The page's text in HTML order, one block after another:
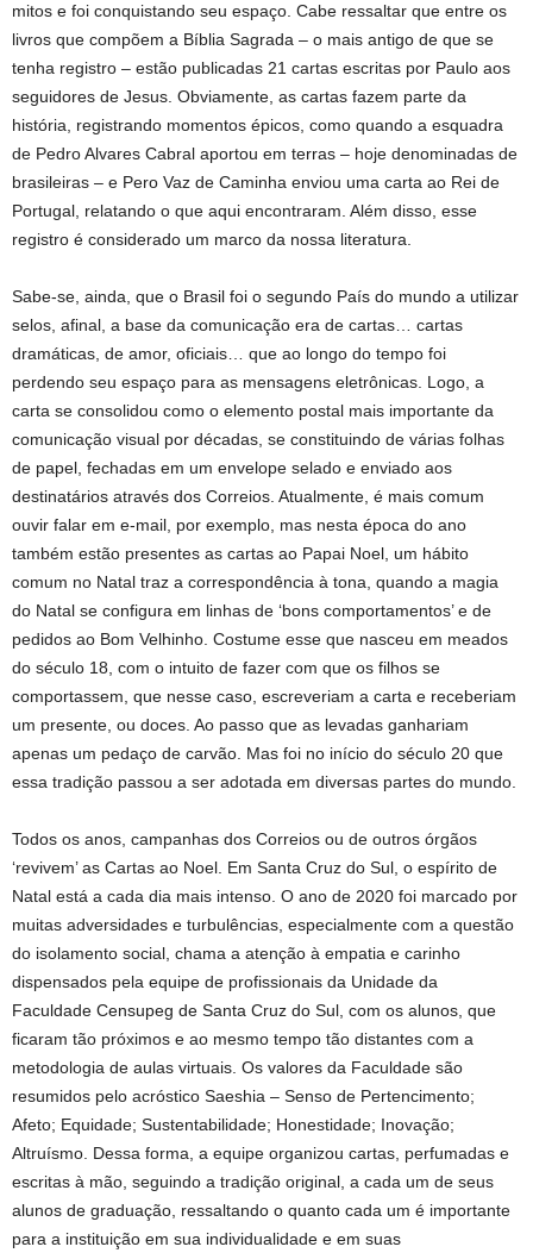
mitos e foi conquistando seu espaço. Cabe ressaltar que entre os
livros que compõem a Bíblia Sagrada – o mais antigo de que se
tenha registro – estão publicadas 21 cartas escritas por Paulo aos
seguidores de Jesus. Obviamente, as cartas fazem parte da
história, registrando momentos épicos, como quando a esquadra
de Pedro Alvares Cabral aportou em terras – hoje denominadas de
brasileiras – e Pero Vaz de Caminha enviou uma carta ao Rei de
Portugal, relatando o que aqui encontraram. Além disso, esse
registro é considerado um marco da nossa literatura.
Sabe-se, ainda, que o Brasil foi o segundo País do mundo a utilizar
selos, afinal, a base da comunicação era de cartas… cartas
dramáticas, de amor, oficiais… que ao longo do tempo foi
perdendo seu espaço para as mensagens eletrônicas. Logo, a
carta se consolidou como o elemento postal mais importante da
comunicação visual por décadas, se constituindo de várias folhas
de papel, fechadas em um envelope selado e enviado aos
destinatários através dos Correios. Atualmente, é mais comum
ouvir falar em e-mail, por exemplo, mas nesta época do ano
também estão presentes as cartas ao Papai Noel, um hábito
comum no Natal traz a correspondência à tona, quando a magia
do Natal se configura em linhas de ‘bons comportamentos’ e de
pedidos ao Bom Velhinho. Costume esse que nasceu em meados
do século 18, com o intuito de fazer com que os filhos se
comportassem, que nesse caso, escreveriam a carta e receberiam
um presente, ou doces. Ao passo que as levadas ganhariam
apenas um pedaço de carvão. Mas foi no início do século 20 que
essa tradição passou a ser adotada em diversas partes do mundo.
Todos os anos, campanhas dos Correios ou de outros órgãos
‘revivem’ as Cartas ao Noel. Em Santa Cruz do Sul, o espírito de
Natal está a cada dia mais intenso. O ano de 2020 foi marcado por
muitas adversidades e turbulências, especialmente com a questão
do isolamento social, chama a atenção à empatia e carinho
dispensados pela equipe de profissionais da Unidade da
Faculdade Censupeg de Santa Cruz do Sul, com os alunos, que
ficaram tão próximos e ao mesmo tempo tão distantes com a
metodologia de aulas virtuais. Os valores da Faculdade são
resumidos pelo acróstico Saeshia – Senso de Pertencimento;
Afeto; Equidade; Sustentabilidade; Honestidade; Inovação;
Altruísmo. Dessa forma, a equipe organizou cartas, perfumadas e
escritas à mão, seguindo a tradição original, a cada um de seus
alunos de graduação, ressaltando o quanto cada um é importante
para a instituição em sua individualidade e em suas